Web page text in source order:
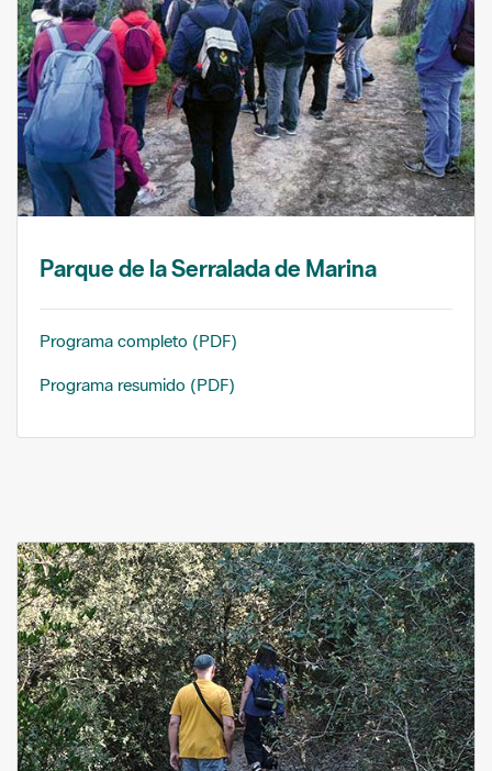
Parque de la Serralada de Marina
Programa completo (PDF)
Programa resumido (PDF)